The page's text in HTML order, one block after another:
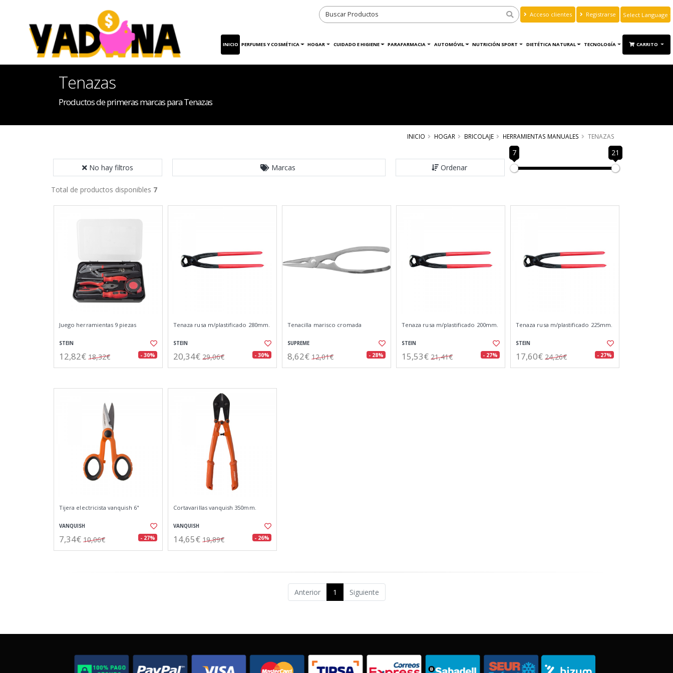
Acceso clientes Registrarse
Translate
INICIO PERFUMES Y COSMÉTICA HOGAR CUIDADO E HIGIENE PARAFARMACIA AUTOMÓVIL NUTRICIÓN SPORT DIETÉTICA NATURAL TECNOLOGÍA CARRITO
Tenazas
Productos de primeras marcas para Tenazas
INICIO HOGAR BRICOLAJE HERRAMIENTAS MANUALES TENAZAS
No hay filtros Marcas Ordenar
7 21
Total de productos disponibles 7
Juego herramientas 9 piezas
STEIN
12,82€ 18,32€ - 30%
Tenaza rusa m/plastificado 280mm.
STEIN
20,34€ 29,06€ - 30%
Tenacilla marisco cromada
SUPREME
8,62€ 12,01€ - 28%
Tenaza rusa m/plastificado 200mm.
STEIN
15,53€ 21,41€ - 27%
Tenaza rusa m/plastificado 225mm.
STEIN
17,60€ 24,26€ - 27%
Tijera electricista vanquish 6"
VANQUISH
7,34€ 10,06€ - 27%
Cortavarillas vanquish 350mm.
VANQUISH
14,65€ 19,89€ - 26%
Anterior 1 Siguiente